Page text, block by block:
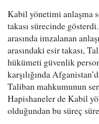
Kabil yönetimi anlaşma
takası sürecinde
arasında imzalanan
arasındaki esir takası,
hükümeti güvenlik
karşılığında
Taliban mahkumunun
Hapishaneler de Kabil
olduğundan bu süreç